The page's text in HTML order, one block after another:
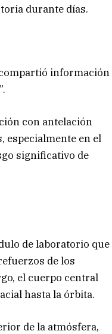
durante días.
información
con antelación
especialmente en el
significativo de
de laboratorio que
de los
el cuerpo central
hasta la órbita.
de la atmósfera,